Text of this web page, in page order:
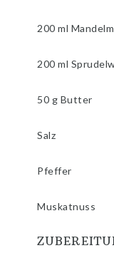
200 ml
200 ml
50 g Butter
Salz
Pfeffer
Muskatnuss